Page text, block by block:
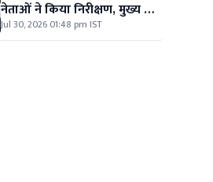
नेताओं ने किया निरीक्षण, मुख्य मार्ग
पर निर्माण की उठाई मांग
Jul 30, 2026 01:48 pm IST